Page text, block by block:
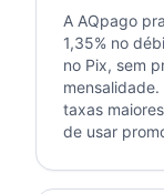
A AQpago
1,35% no
no Pix, sem
taxas
de usar